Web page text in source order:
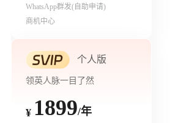
WhatsApp群发(自助申请)
商机中心
个人版
领英人脉一目了然
¥ 1899/年